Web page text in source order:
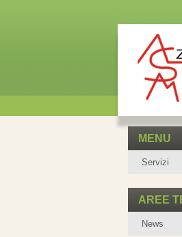
MENU
Servizi
AREE
News